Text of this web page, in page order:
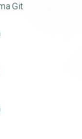
Git